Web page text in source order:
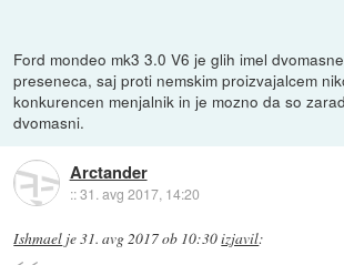
Ford mondeo mk3 3.0 V6 je glih imel
preseneca, saj proti nemskim proizvajalcem
konkurencen menjalnik in je mozno da so
dvomasni.
Arctander
::31. avg 2017, 14:20
Ishmael je31. avg 2017 ob 10:30izjavil: